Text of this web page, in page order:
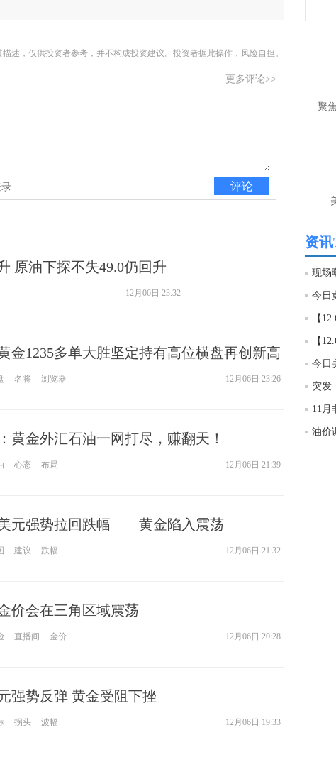
述，仅供投资者参考，并不构成投资建议。投资者据此操作，风险自担。
更多评论>>
评论
录
原油下探不失49.0仍回升
12月06日 23:32
金1235多单大胜坚定持有高位横盘再创新高
名将 浏览器 12月06日 23:26
黄金外汇石油一网打尽，赚翻天！
心态 布局 12月06日 21:39
元强势拉回跌幅 黄金陷入震荡
建议 跌幅 12月06日 21:32
价会在三角区域震荡
直播间 金价 12月06日 20:28
强势反弹 黄金受阻下挫
拐头 波幅 12月06日 19:33
聚
资